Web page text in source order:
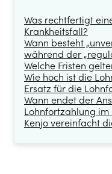
Was rechtfertigt
Krankheitsfall?
Wann besteht
während der
Welche Fristen
Wie hoch ist die
Ersatz für die
Wann endet der
Lohnfortzahlung im
Kenjo vereinfacht